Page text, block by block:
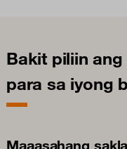
Bakit piliin
para sa iyong
Maaasahang